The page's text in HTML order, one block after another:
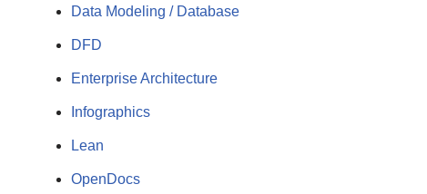
Data Modeling / Database
DFD
Enterprise Architecture
Infographics
Lean
OpenDocs